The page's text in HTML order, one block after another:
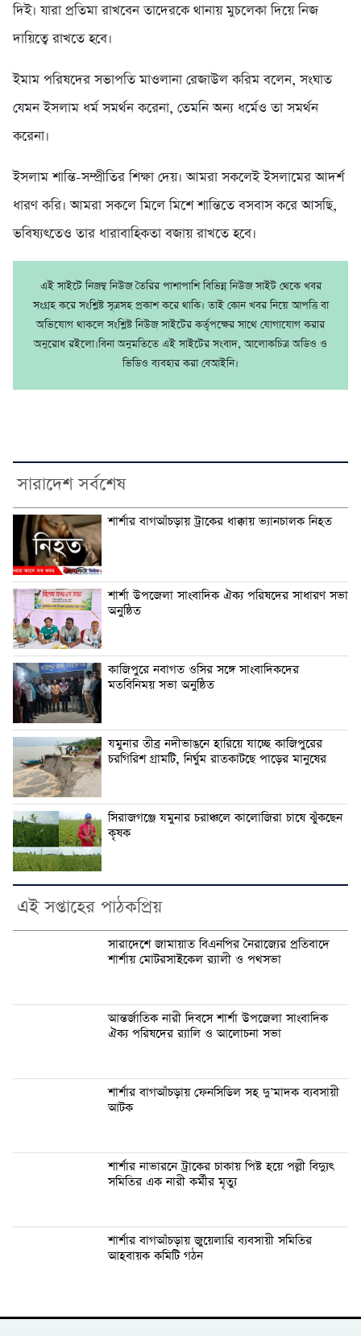
দিই। যারা প্রতিমা রাখবেন তাদেরকে থানায় মুচলেকা দিয়ে নিজ
দায়িত্বে রাখতে হবে।
ইমাম পরিষদের সভাপতি মাওলানা রেজাউল করিম বলেন, সংঘাত
যেমন ইসলাম ধর্ম সমর্থন করেনা, তেমনি অন্য ধর্মেও তা সমর্থন
করেনা।
ইসলাম শান্তি-সম্প্রীতির শিক্ষা দেয়। আমরা সকলেই ইসলামের আদর্শ
ধারণ করি। আমরা সকলে মিলে মিশে শান্তিতে বসবাস করে আসছি,
ভবিষ্যৎতেও তার ধারাবাহিকতা বজায় রাখতে হবে।
এই সাইটে নিজম্ব নিউজ তৈরির পাশাপাশি বিভিন্ন নিউজ সাইট থেকে খবর
সংগ্রহ করে সংশ্লিষ্ট সূত্রসহ প্রকাশ করে থাকি। তাই কোন খবর নিয়ে আপত্তি বা
অভিযোগ থাকলে সংশ্লিষ্ট নিউজ সাইটের কর্তৃপক্ষের সাথে যোগাযোগ করার
অনুরোধ রইলো।বিনা অনুমতিতে এই সাইটের সংবাদ, আলোকচিত্র অডিও ও
ভিডিও ব্যবহার করা বেআইনি।
সারাদেশ সর্বশেষ
শার্শার বাগআঁচড়ায় ট্রাকের ধাক্কায় ভ্যানচালক নিহত
শার্শা উপজেলা সাংবাদিক ঐক্য পরিষদের সাধারণ সভা
অনুষ্ঠিত
কাজিপুরে নবাগত ওসির সঙ্গে সাংবাদিকদের
মতবিনিময় সভা অনুষ্ঠিত
যমুনার তীব্র নদীভাঙনে হারিয়ে যাচ্ছে কাজিপুরের
চরগিরিশ গ্রামটি, নির্ঘুম রাতকাটছে পাড়ের মানুষের
সিরাজগঞ্জে যমুনার চরাঞ্চলে কালোজিরা চাষে ঝুঁকছেন
কৃষক
এই সপ্তাহের পাঠকপ্রিয়
সারাদেশে জামায়াত বিএনপির নৈরাজ্যের প্রতিবাদে
শার্শায় মোটরসাইকেল র‍্যালী ও পথসভা
আন্তর্জাতিক নারী দিবসে শার্শা উপজেলা সাংবাদিক
ঐক্য পরিষদের র‍্যালি ও আলোচনা সভা
শার্শার বাগআঁচড়ায় ফেনসিডিল সহ দু’মাদক ব্যবসায়ী
আটক
শার্শার নাভারনে ট্রাকের চাকায় পিষ্ট হয়ে পল্লী বিদ্যুৎ
সমিতির এক নারী কর্মীর মৃত্যু
শার্শার বাগআঁচড়ায় জুয়েলারি ব্যবসায়ী সমিতির
আহবায়ক কমিটি গঠন